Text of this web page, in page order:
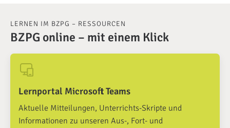
LERNEN IM BZPG – RESSOURCEN
BZPG online – mit einem Klick
Lernportal Microsoft Teams
Aktuelle Mitteilungen, Unterrichts-Skripte und
Informationen zu unseren Aus-, Fort- und